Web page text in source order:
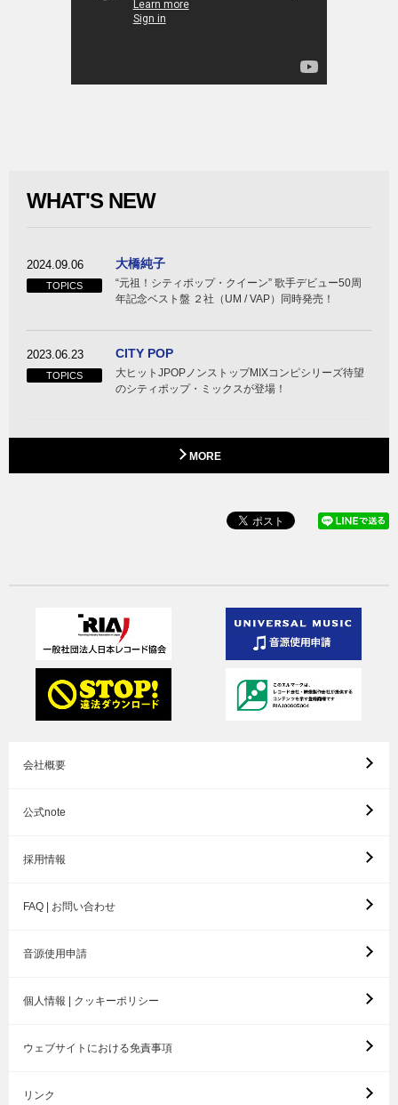
WHAT'S NEW
2024.09.06
TOPICS
大橋純子
“元祖！シティポップ・クイーン” 歌手デビュー50周
年記念ベスト盤 ２社（UM / VAP）同時発売！
2023.06.23
TOPICS
CITY POP
大ヒットJPOPノンストップMIXコンピシリーズ待望
のシティポップ・ミックスが登場！
MORE
会社概要
公式note
採用情報
FAQ | お問い合わせ
音源使用申請
個人情報 | クッキーポリシー
ウェブサイトにおける免責事項
リンク